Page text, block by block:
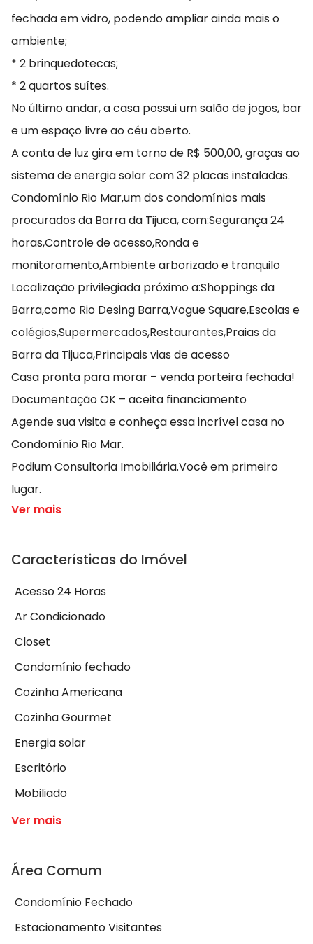
fechada em vidro, podendo ampliar ainda mais o
ambiente;
* 2 brinquedotecas;
* 2 quartos suítes.
No último andar, a casa possui um salão de jogos, bar
e um espaço livre ao céu aberto.
A conta de luz gira em torno de R$ 500,00, graças ao
sistema de energia solar com 32 placas instaladas.
Condomínio Rio Mar,um dos condomínios mais
procurados da Barra da Tijuca, com:Segurança 24
horas,Controle de acesso,Ronda e
monitoramento,Ambiente arborizado e tranquilo
Localização privilegiada próximo a:Shoppings da
Barra,como Rio Desing Barra,Vogue Square,Escolas e
colégios,Supermercados,Restaurantes,Praias da
Barra da Tijuca,Principais vias de acesso
Casa pronta para morar – venda porteira fechada!
Documentação OK – aceita financiamento
Agende sua visita e conheça essa incrível casa no
Condomínio Rio Mar.
Podium Consultoria Imobiliária.Você em primeiro
lugar.
Ver mais
Características do Imóvel
Acesso 24 Horas
Ar Condicionado
Closet
Condomínio fechado
Cozinha Americana
Cozinha Gourmet
Energia solar
Escritório
Mobiliado
Ver mais
Área Comum
Condomínio Fechado
Estacionamento Visitantes